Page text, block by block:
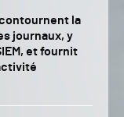
la
journaux, y
et fournit